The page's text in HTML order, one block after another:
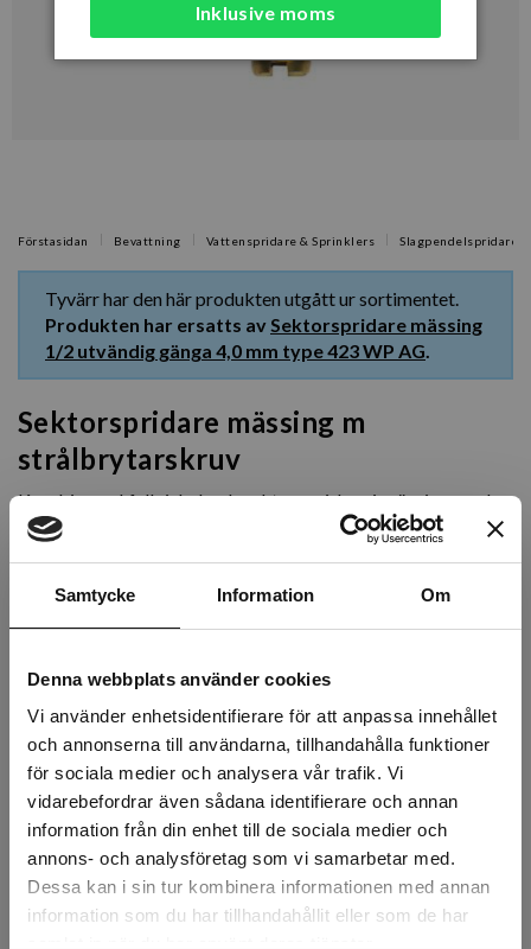
Samtycke Information Om
Denna webbplats använder cookies
Vi använder enhetsidentifierare för att anpassa innehållet
och annonserna till användarna, tillhandahålla funktioner
för sociala medier och analysera vår trafik. Vi
vidarebefordrar även sådana identifierare och annan
information från din enhet till de sociala medier och
annons- och analysföretag som vi samarbetar med.
Dessa kan i sin tur kombinera informationen med annan
information som du har tillhandahållit eller som de har
Förstasidan Bevattning Vattenspridare & Sprinklers Slagpendelspridare
Tyvärr har den här produkten utgått ur sortimentet.
Produkten har ersatts avSektorspridare mässing
1/2 utvändig gänga 4,0 mm type 423 WP AG.
Sektorspridare mässing m
strålbrytarskruv
Kombinerad fullcirkel och sektorspridare i mässing med
strålbrytarsskruv.
Exkl. moms:
Lägg i varukorgen
Snabba leveranser
Kvalitetsprodukter
Över 30 år i branschen!
Lagerstatus
Inklusive moms